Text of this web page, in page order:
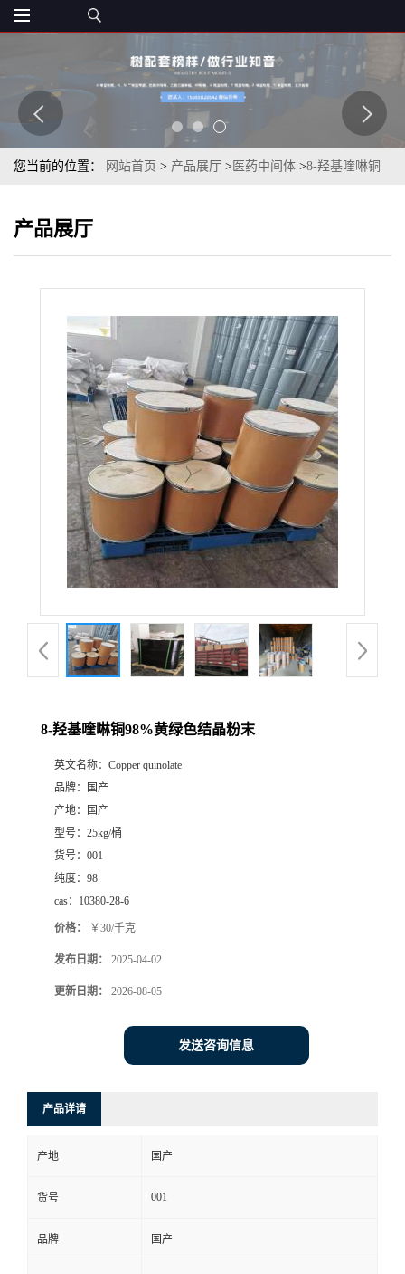
您当前的位置： 网站首页 > 产品展厅 > 医药中间体 >8-羟基喹啉铜
产品展厅
8-羟基喹啉铜98%黄绿色结晶粉末
英文名称： Copper quinolate
品牌：
国产
产地：
国产
型号： 25kg/桶
货号： 001
纯度： 98
cas： 10380-28-6
价格： ￥30/千克
发布日期： 2025-04-02
更新日期： 2026-08-05
发送咨询信息
产品详请
产地 国产
货号 001
品牌 国产